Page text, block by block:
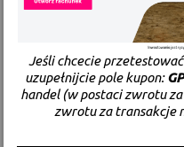
Jeśli chcecie
uzupełnijcie pole kupon:
handel (w postaci zwrotu
zwrotu za transakcje